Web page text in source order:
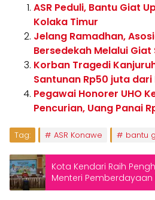
ASR Peduli, Bantu Giat
Kolaka Timur
Jelang Ramadhan,
Bersedekah Melalui
Korban Tragedi
Santunan Rp50 juta
Pegawai Honorer UHO
Pencurian, Uang Panai
Tag: ASR Konawe bantu
Kota Kendari Raih
Menteri
Perlindungan Anak